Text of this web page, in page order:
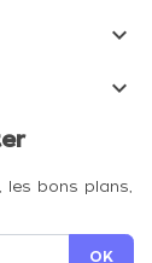


les bons plans,